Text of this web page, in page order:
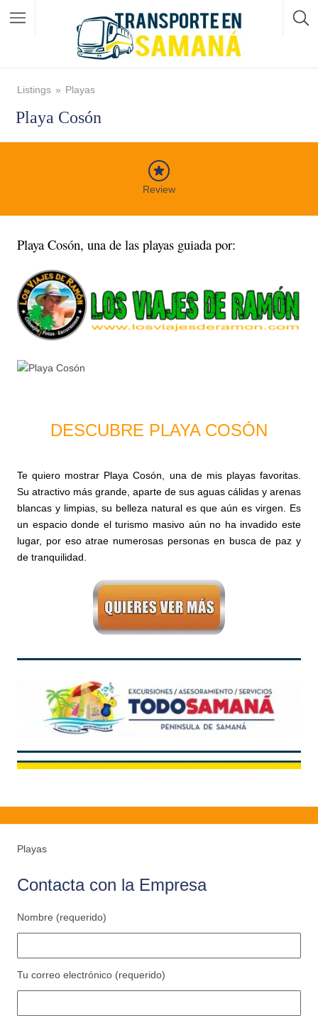
Listings Playas
Playa Cosón
Review
Playa Cosón, una de las playas guiada por:
DESCUBRE PLAYA COSÓN
Te quiero mostrar Playa Cosón, una de mis playas favoritas.
Su atractivo más grande, aparte de sus aguas cálidas y arenas
blancas y limpias, su belleza natural es que aún es virgen. Es
un espacio donde el turismo masivo aún no ha invadido este
lugar, por eso atrae numerosas personas en busca de paz y
de tranquilidad.
Playas
Contacta con la Empresa
Nombre (requerido)
Tu correo electrónico (requerido)